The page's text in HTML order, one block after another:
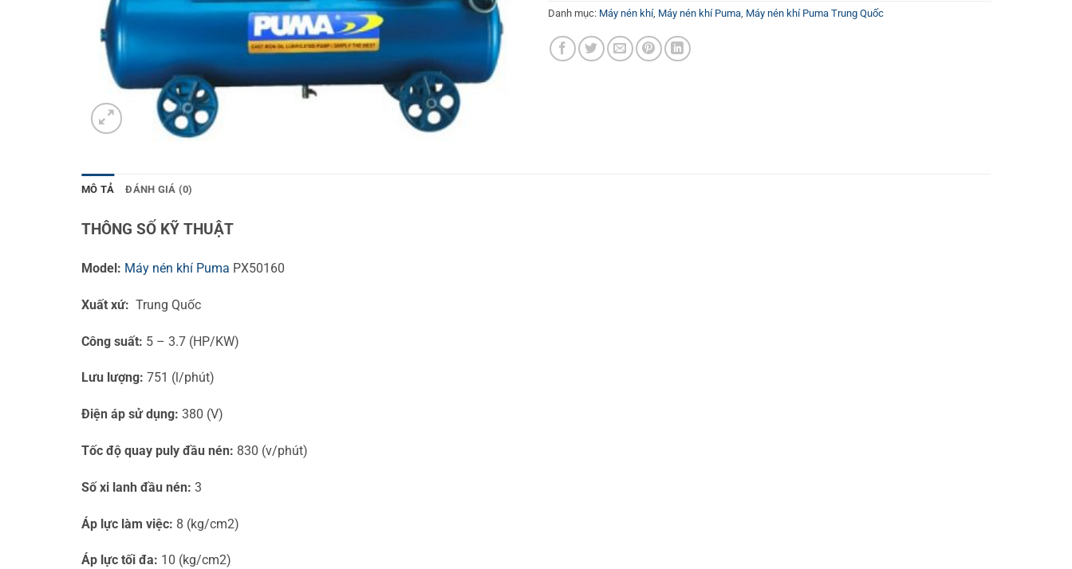
Danh mục: Máy nén khí, Máy nén khí Puma Máy nén khí Puma Trung Quốc
MÔ TẢ ĐÁNH GIÁ (0)
THÔNG SỐ KỸ THUẬT
Model: Máy nén khí Puma PX50160
Xuất xứ: Trung Quốc
Công suất: 5 – 3.7 (HP/KW)
Lưu lượng: 751 (l/phút)
Điện áp sử dụng: 380 (V)
Tốc độ quay puly đầu nén: 830 (v/phút)
Số xi lanh đầu nén: 3
Áp lực làm việc: 8 (kg/cm2)
Áp lực tối đa: 10 (kg/cm2)